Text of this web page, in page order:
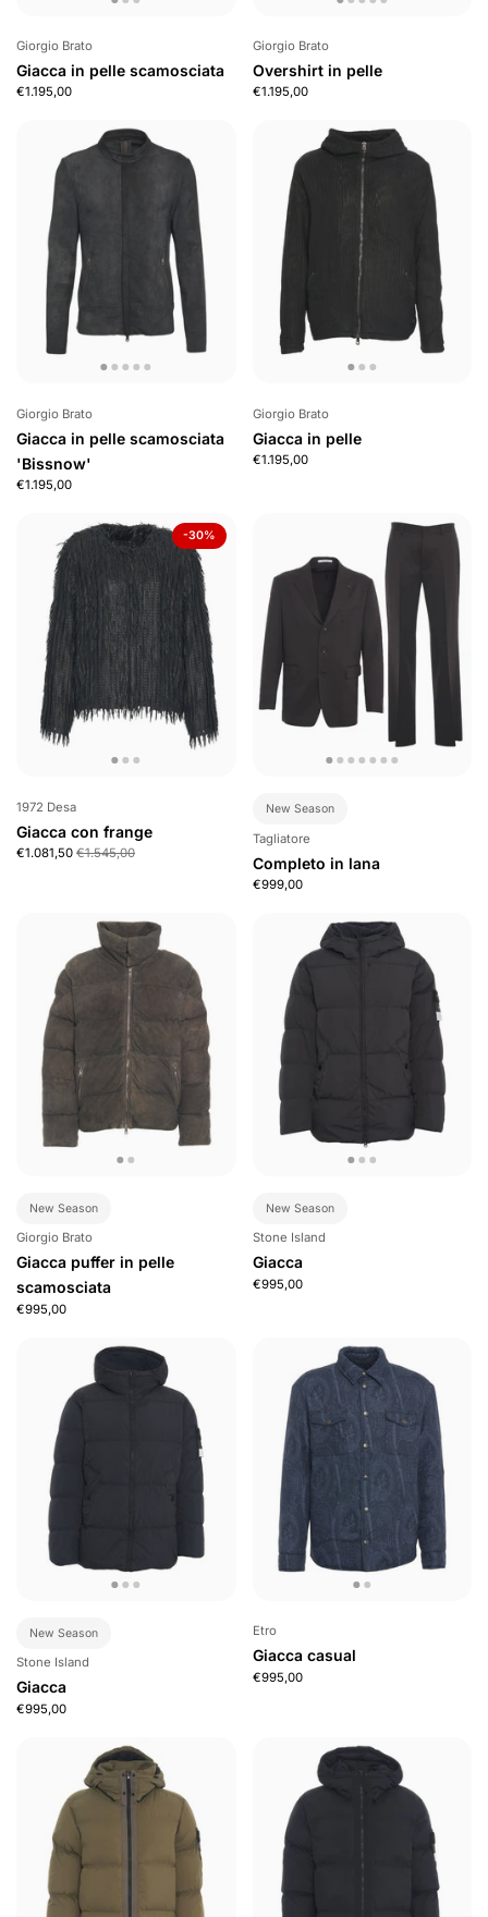
Giorgio Brato
Giacca in pelle scamosciata
€1.195,00
Giorgio Brato
Overshirt in pelle
€1.195,00
Giorgio Brato
Giacca in pelle scamosciata
'Bissnow'
€1.195,00
Giorgio Brato
Giacca in pelle
€1.195,00
1972 Desa
Giacca con frange
€1.081,50 €1.545,00
-30%
New Season
Tagliatore
Completo in lana
€999,00
New Season
Giorgio Brato
Giacca puffer in pelle
scamosciata
€995,00
New Season
Stone Island
Giacca
€995,00
New Season
Stone Island
Giacca
€995,00
Etro
Giacca casual
€995,00